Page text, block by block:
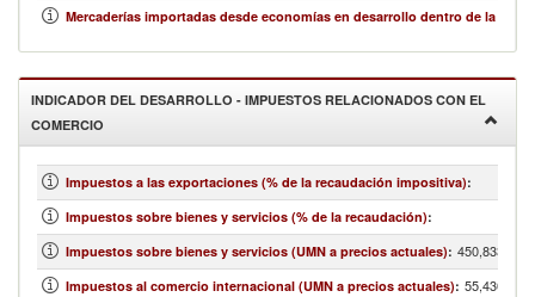
Mercaderías importadas desde economías en desarrollo dentro de la
INDICADOR DEL DESARROLLO - IMPUESTOS RELACIONADOS CON EL
COMERCIO
Impuestos a las exportaciones (% de la recaudación impositiva):
Impuestos sobre bienes y servicios (% de la recaudación):
Impuestos sobre bienes y servicios (UMN a precios actuales):
Impuestos al comercio internacional (UMN a precios actuales):